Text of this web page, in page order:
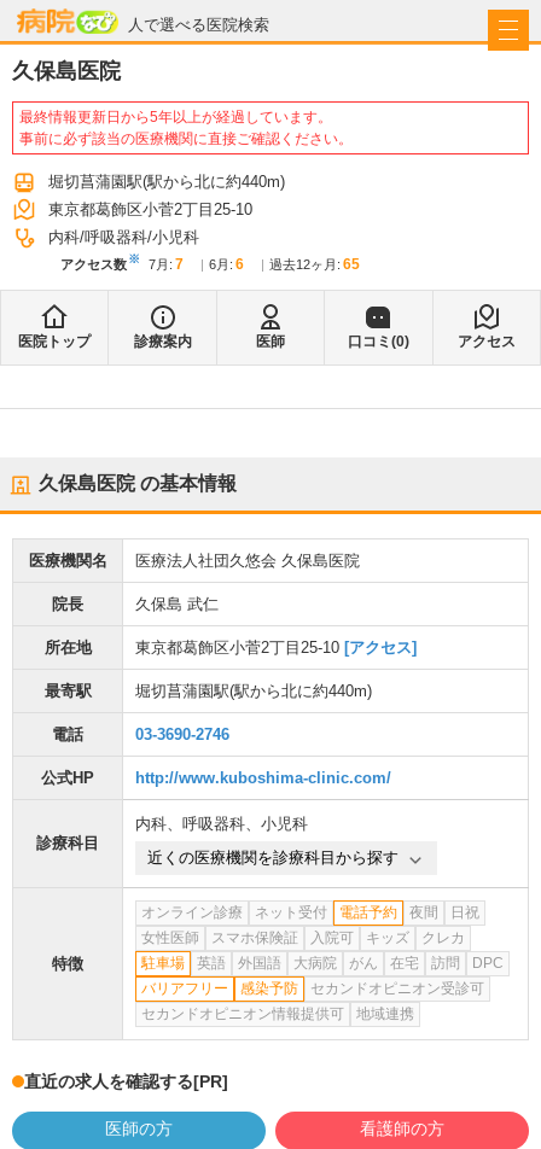
人で選べる医院検索
病院なび
久保島医院
最終情報更新日から5年以上が経過しています。
事前に必ず該当の医療機関に直接ご確認ください。
堀切菖蒲園駅(駅から北に約440m)
東京都葛飾区小菅2丁目25-10
内科 呼吸器科 小児科
アクセス数※ 7月 : 7 6月 : 6 過去12ヶ月: 65
医院トップ 診療案内 医師 口コミ(0) アクセス
久保島医院の基本情報
医療機関名 医療法人社団久悠会 久保島医院
院長 久保島 武仁
所在地 東京都葛飾区小菅2丁目25-10 [アクセス]
最寄駅 堀切菖蒲園駅(駅から北に約440m)
電話 03-3690-2746
公式HP http://www.kuboshima-clinic.com/
診療科目
内科、 呼吸器科、 小児科
近くの医療機関を診療科目から探す
特徴
オンライン診療 ネット受付 電話予約 夜間
日祝
女性医師
スマホ保険証 入院可 キッズ
クレカ
駐車場
英語 外国語 大病院 がん 在宅 訪問
DPC
バリアフリー
感染予防
セカンドオピニオン受診可
セカンドオピニオン情報提供可
地域連携
直近の求人を確認する[PR]
医師の方 看護師の方